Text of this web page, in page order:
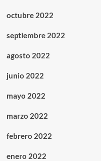
octubre 2022
septiembre 2022
agosto 2022
junio 2022
mayo 2022
marzo 2022
febrero 2022
enero 2022